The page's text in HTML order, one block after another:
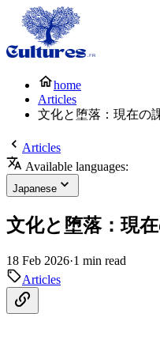
home
Articles
文化と堕落：現在の
Articles
Available languages:
Japanese
文化と堕落：現
18 Feb 2026·1 min read
Articles